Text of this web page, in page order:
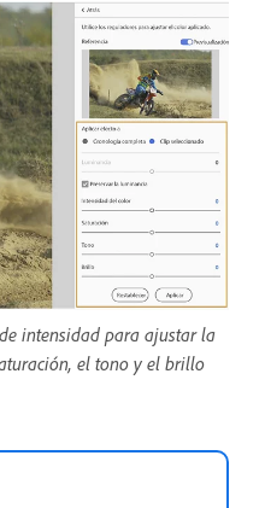
intensidad para ajustar la
el tono y el brillo